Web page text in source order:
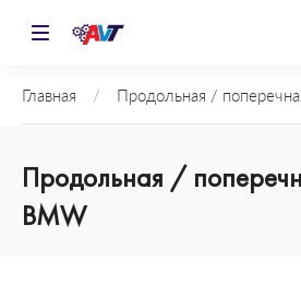
Главная / Продольная /
Продольная /
BMW